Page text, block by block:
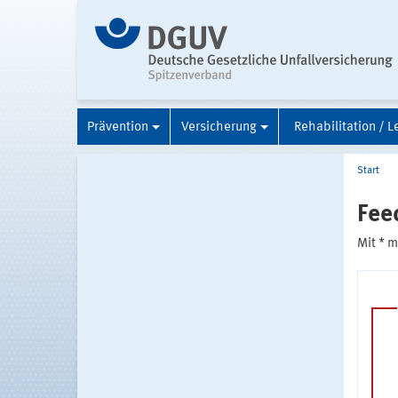
Prävention Versicherung Rehabilitation /
Start
Mit *